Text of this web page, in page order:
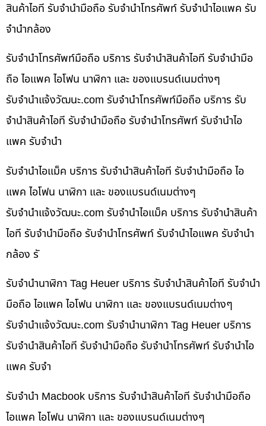
สินค้าไอที รับจำนำมือถือ รับจำนำโทรศัพท์ รับจำนำไอแพค รับ
จำนำกล้อง
รับจำนำโทรศัพท์มือถือ บริการ รับจำนำสินค้าไอที รับจำนำมือ
ถือ ไอแพค ไอโฟน นาฬิกา และ ของแบรนด์เนมต่างๆ
รับจํานําแจ้งวัฒนะ.com รับจำนำโทรศัพท์มือถือ บริการ รับ
จำนำสินค้าไอที รับจำนำมือถือ รับจำนำโทรศัพท์ รับจำนำไอ
แพค รับจำนำ
รับจำนำไอแม็ค บริการ รับจำนำสินค้าไอที รับจำนำมือถือ ไอ
แพค ไอโฟน นาฬิกา และ ของแบรนด์เนมต่างๆ
รับจํานําแจ้งวัฒนะ.com รับจำนำไอแม็ค บริการ รับจำนำสินค้า
ไอที รับจำนำมือถือ รับจำนำโทรศัพท์ รับจำนำไอแพค รับจำนำ
กล้อง รั
รับจำนำนาฬิกา Tag Heuer บริการ รับจำนำสินค้าไอที รับจำนำ
มือถือ ไอแพค ไอโฟน นาฬิกา และ ของแบรนด์เนมต่างๆ
รับจํานําแจ้งวัฒนะ.com รับจำนำนาฬิกา Tag Heuer บริการ
รับจำนำสินค้าไอที รับจำนำมือถือ รับจำนำโทรศัพท์ รับจำนำไอ
แพค รับจำ
รับจำนำ Macbook บริการ รับจำนำสินค้าไอที รับจำนำมือถือ
ไอแพค ไอโฟน นาฬิกา และ ของแบรนด์เนมต่างๆ